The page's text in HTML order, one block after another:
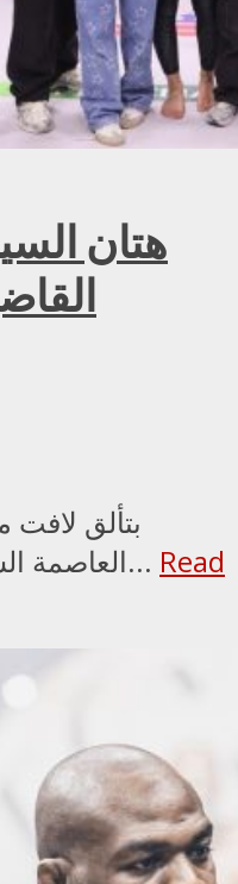
هتان
بتألق
العاصمة السعودية الرياض منافسات... Read